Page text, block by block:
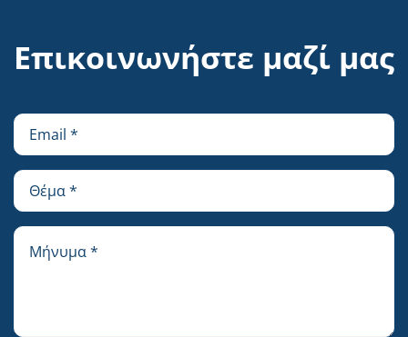
Επικοινωνήστε μαζί μας